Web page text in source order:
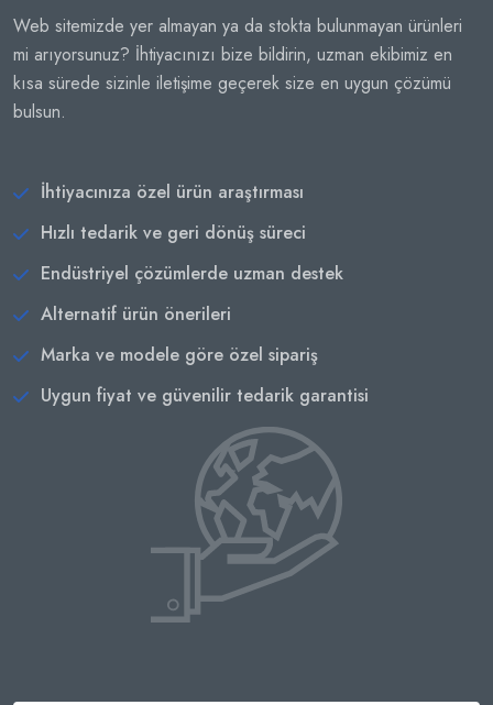
Web sitemizde yer almayan ya da stokta bulunmayan ürünleri
mi arıyorsunuz? İhtiyacınızı bize bildirin, uzman ekibimiz en
kısa sürede sizinle iletişime geçerek size en uygun çözümü
bulsun.
İhtiyacınıza özel ürün araştırması
Hızlı tedarik ve geri dönüş süreci
Endüstriyel çözümlerde uzman destek
Alternatif ürün önerileri
Marka ve modele göre özel sipariş
Uygun fiyat ve güvenilir tedarik garantisi